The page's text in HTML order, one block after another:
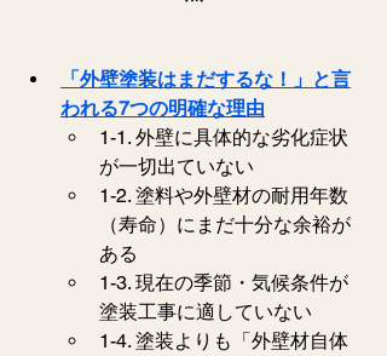
「外壁塗装はまだするな！」と言
われる7つの明確な理由
1-1. 外壁に具体的な劣化症状
が一切出ていない
1-2. 塗料や外壁材の耐用年数
（寿命）にまだ十分な余裕が
ある
1-3. 現在の季節・気候条件が
塗装工事に適していない
1-4. 塗装よりも「外壁材自体